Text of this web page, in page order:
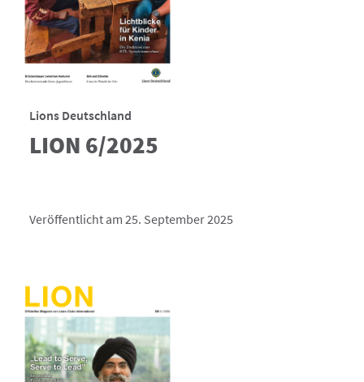
Lions Deutschland
LION 6/2025
Veröffentlicht am 25. September 2025